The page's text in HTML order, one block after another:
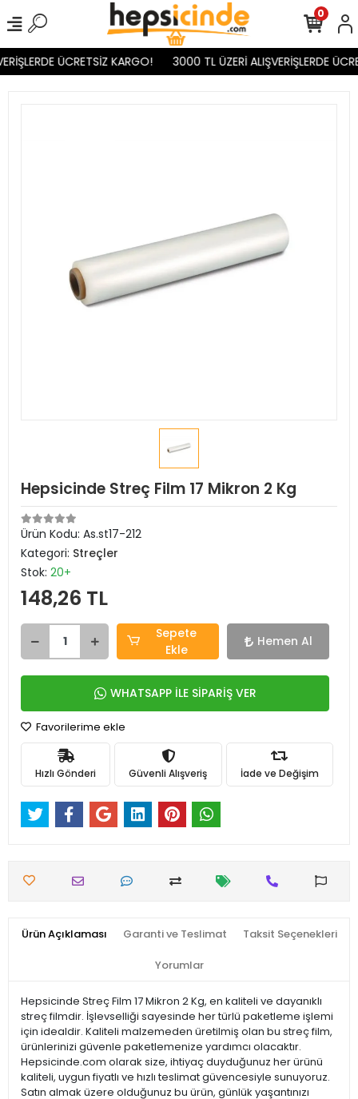
ÜCRETSİZ KARGO! 3000 TL ÜZERİ ALIŞVERİŞLERDE
0
Hepsicinde Streç Film 17 Mikron 2 Kg
Ürün Kodu: As.st17-212
Kategori: Streçler
Stok: 20+
148,26 TL
Sepete
Ekle
Hemen Al
WHATSAPP İLE SİPARİŞ VER
Favorilerime ekle
Hızlı Gönderi Güvenli Alışveriş İade ve Değişim
Ürün Açıklaması Garanti ve Teslimat Taksit Seçenekleri
Yorumlar
Hepsicinde Streç Film 17 Mikron 2 Kg, en kaliteli ve dayanıklı
streç filmdir. İşlevselliği sayesinde her türlü paketleme işlemi
için idealdir. Kaliteli malzemeden üretilmiş olan bu streç film,
ürünlerinizi güvenle paketlemenize yardımcı olacaktır.
Hepsicinde.com olarak size, ihtiyaç duyduğunuz her ürünü
kaliteli, uygun fiyatlı ve hızlı teslimat güvencesiyle sunuyoruz.
Satın almak üzere olduğunuz bu ürün, günlük yaşantınızı